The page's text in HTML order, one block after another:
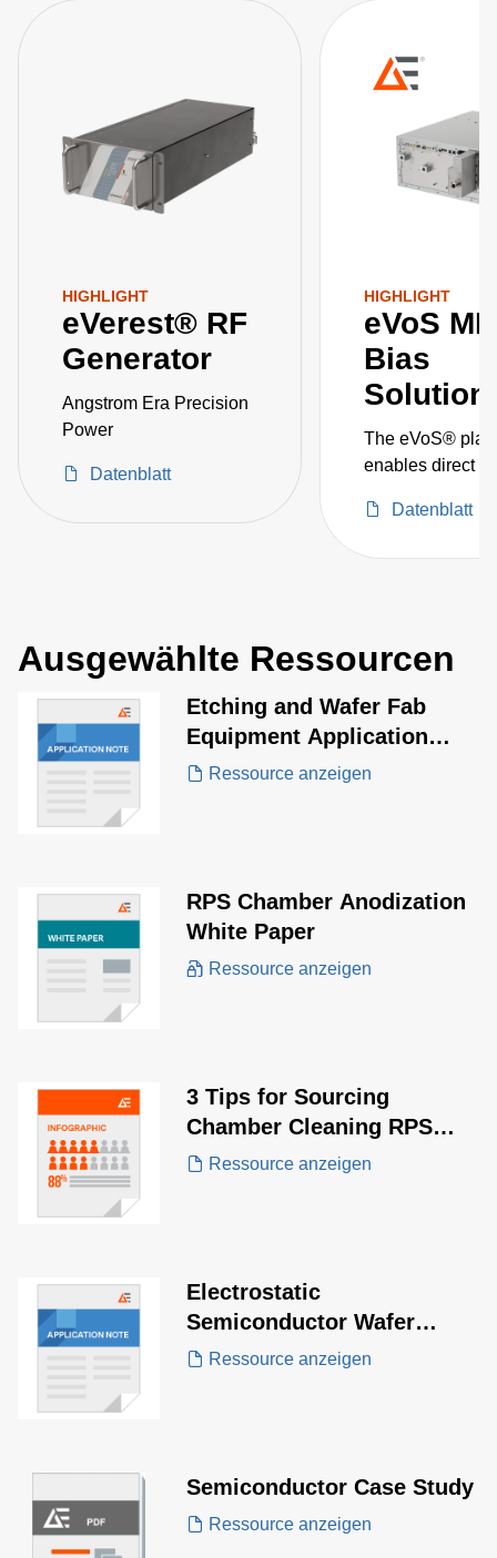
HIGHLIGHT
eVerest® RF
Generator
Angstrom Era Precision
Power
Datenblatt
HIGHLIGHT
eVoS ME
Bias
Solution
The eVoS®
enables direct
and ion energy
process results.
Datenblatt
Ausgewählte Ressourcen
Etching and Wafer Fab
Equipment Application
NoteRessource anzeigen
RPS Chamber Anodization
White Paper
Ressource anzeigen
3 Tips for Sourcing
Chamber Cleaning RPS
Systems
Ressource anzeigen
Electrostatic
Semiconductor Wafer
Clamping/Chucking System
Ressource anzeigen
Semiconductor Case Study
Ressource anzeigen